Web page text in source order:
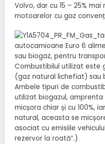
Volvo, dar cu 15 – 25%
motoarelor cu gaz
Combustibilul utilizat este
(gaz natural lichefiat) sau
Ambele tipuri de
utilizat biogazul,
micșora chiar și cu 100%,
natural, aceasta se
asociat cu emisiile
rezervor la roată”.)